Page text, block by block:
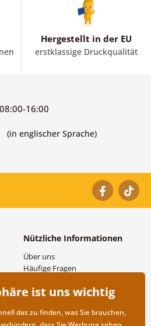
Hergestellt in der EU
erstklassige Druckqualität
16:00
(in englischer Sprache)
Nützliche Informationen
Über uns
Häufige Fragen
Großhandel und
ist uns wichtig
das zu finden, was Sie brauchen,